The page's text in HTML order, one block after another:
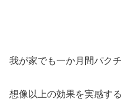
我が家でも一か月間パク
想像以上の効果を実感す